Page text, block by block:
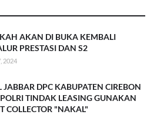
AKAN DI BUKA KEMBALI
PRESTASI DAN S2
2024
JABBAR DPC KABUPATEN CIREBON
TINDAK LEASING GUNAKAN
COLLECTOR "NAKAL"